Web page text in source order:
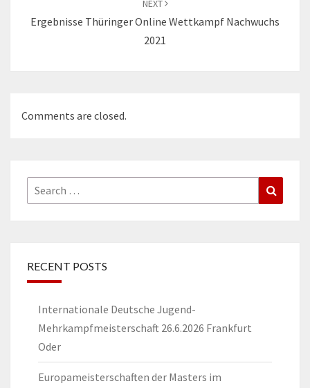
NEXT
Ergebnisse Thüringer Online Wettkampf Nachwuchs
2021
Comments are closed.
Search
for:
RECENT POSTS
Internationale Deutsche Jugend-
Mehrkampfmeisterschaft 26.6.2026 Frankfurt
Oder
Europameisterschaften der Masters im